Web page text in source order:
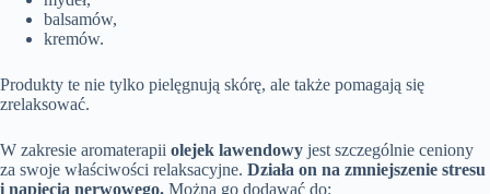
balsamów,
kremów.
Produkty te nie tylko pielęgnują skórę, ale także pomagają się
zrelaksować.
W zakresie aromaterapii olejek lawendowy jest szczególnie ceniony
za swoje właściwości relaksacyjne. Działa on na zmniejszenie stresu
i napięcia nerwowego. Można go dodawać do: